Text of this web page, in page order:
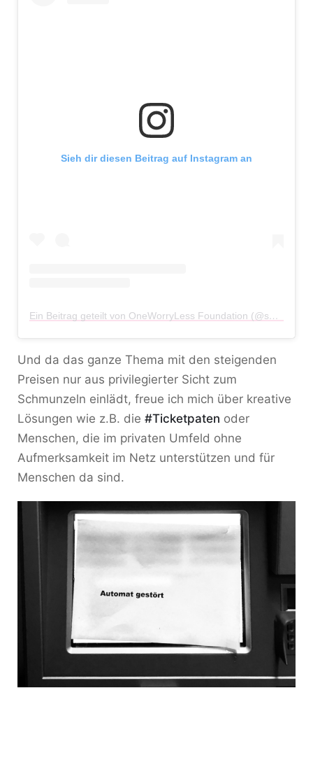
Sieh dir diesen Beitrag auf Instagram an
Ein Beitrag geteilt von OneWorryLess Foundation (@sorgeweniger)
Und da das ganze Thema mit den steigenden
Preisen nur aus privilegierter Sicht zum
Schmunzeln einlädt, freue ich mich über kreative
Lösungen wie z.B. die #Ticketpaten oder
Menschen, die im privaten Umfeld ohne
Aufmerksamkeit im Netz unterstützen und für
Menschen da sind.